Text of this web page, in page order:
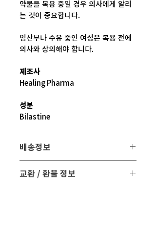
약물을 복용 중일 경우 의사에게 알리
는 것이 중요합니다.
임산부나 수유 중인 여성은 복용 전에
의사와 상의해야 합니다.
제조사
Healing Pharma
성분
Bilastine
배송정보
교환 / 환불 정보